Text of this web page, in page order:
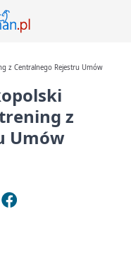
z Centralnego Rejestru Umów
z
Umów